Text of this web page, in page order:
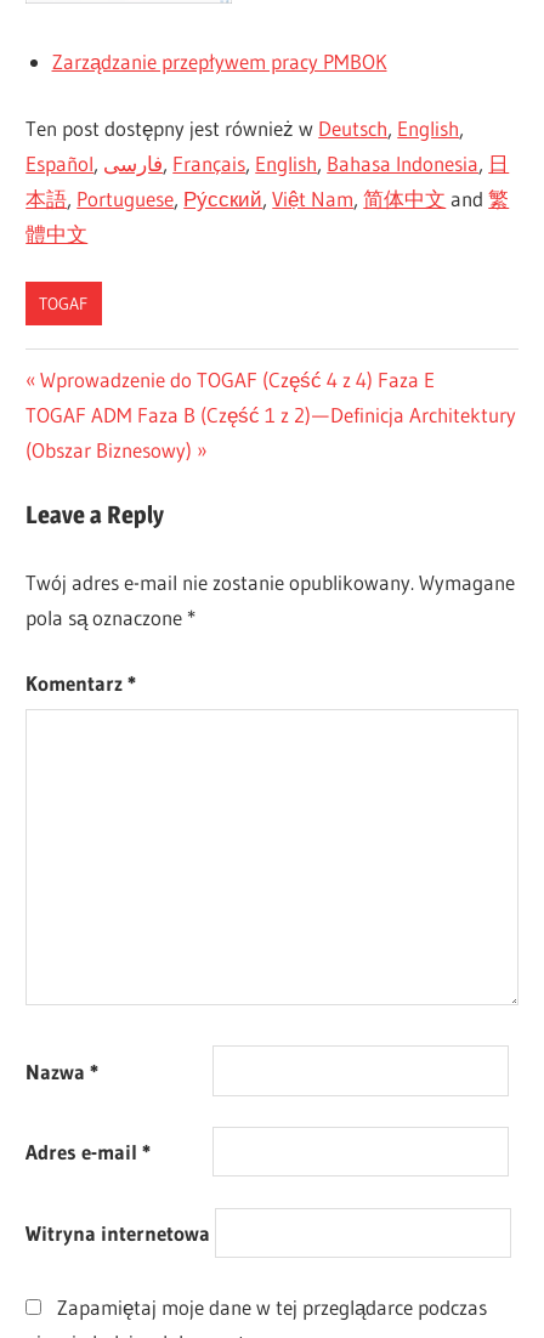
Zarządzanie przepływem pracy PMBOK
Ten post dostępny jest również w Deutsch, English,
Español, فارسی, Français, English, Bahasa Indonesia, 日
本語, Portuguese, Ру́сский,Việt Nam,简体中文 and繁
體中文
TOGAF
DONE
ES-
DONE
DONE
DONE
Nawigacja
wpisu
Previous
Post:
Wprowadzenie do TOGAF (Część 4 z 4) Faza E
Next
Post:
TOGAF ADM Faza B (Część 1 z 2) — Definicja Architektury
(Obszar Biznesowy)
Leave a Reply
Twój adres e-mail nie zostanie opublikowany. Wymagane
pola są oznaczone *
Komentarz*
Nazwa*
Adres e-mail*
Witryna internetowa
Zapamiętaj moje dane w tej przeglądarce podczas